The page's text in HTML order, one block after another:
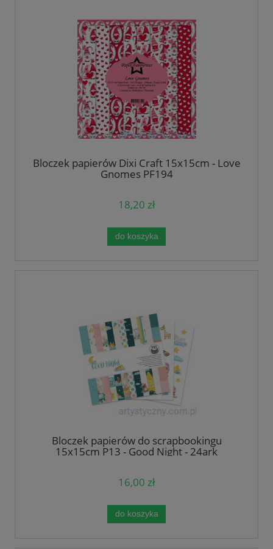
Bloczek papierów Dixi Craft 15x15cm - Love
Gnomes PF194
18,20 zł
do koszyka
Bloczek papierów do scrapbookingu
15x15cm P13 - Good Night - 24ark
16,00 zł
do koszyka